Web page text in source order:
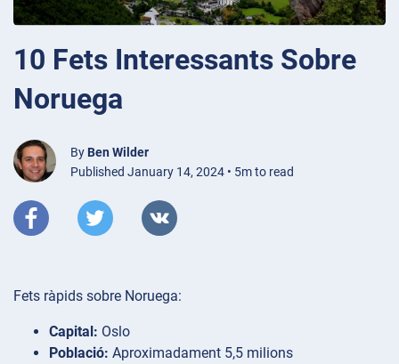
10 Fets Interessants Sobre
Noruega
By Ben Wilder
Published January 14, 2024 • 5m to read
Fets ràpids sobre Noruega:
Capital: Oslo
Població: Aproximadament 5,5 milions